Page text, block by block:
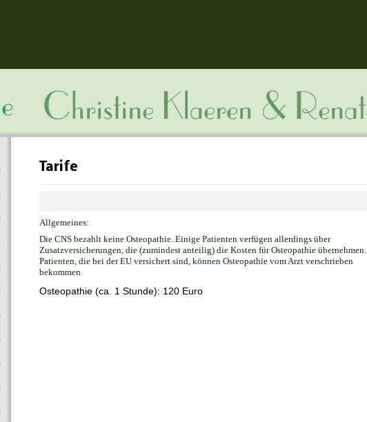
Tarife
Allgemeines:
Die CNS bezahlt keine Osteopathie. Einige Patienten verfügen allerdings über
Zusatzversicherungen, die (zumindest anteilig) die Kosten für Osteopathie übernehmen.
Patienten, die bei der EU versichert sind, können Osteopathie vom Arzt verschrieben
bekommen.
Osteopathie (ca. 1 Stunde): 120 Euro